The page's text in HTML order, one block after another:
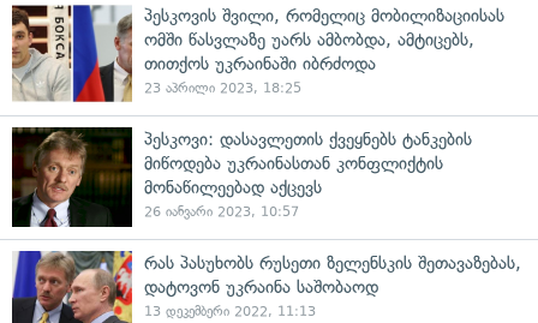
პესკოვის შვილი, რომელიც მობილიზაციისას
ომში წასვლაზე უარს ამბობდა, ამტიცებს,
თითქოს უკრაინაში იბრძოდა
23 აპრილი 2023, 18:25
პესკოვი: დასავლეთის ქვეყნებს ტანკების
მიწოდება უკრაინასთან კონფლიქტის
მონაწილეებად აქცევს
26 იანვარი 2023, 10:57
რას პასუხობს რუსეთი ზელენსკის შეთავაზებას,
დატოვონ უკრაინა საშობაოდ
13 დეკემბერი 2022, 11:13